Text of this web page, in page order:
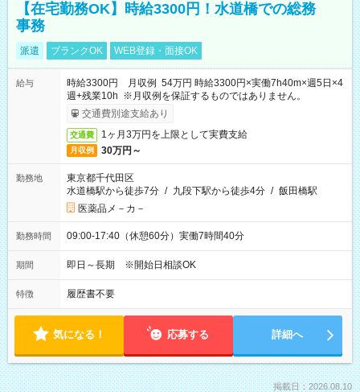
【在宅勤務OK】時給3300円！水道橋での総務
事務
派遣 ブランクOK WEB登録・面接OK
給与
時給3300円 月収例 54万円 時給3300円×実働7h40m×週5日×4
週+残業10h ※月収例を保証するものではありません。
交通費別途支給あり
交通費 1ヶ月3万円を上限として実費支給
月収例 30万円～
勤務地
東京都千代田区
水道橋駅から徒歩7分 / 九段下駅から徒歩4分 / 飯田橋駅
医薬品メ－カ－
勤務時間 09:00-17:40（休憩60分）実働7時間40分
期間 即日～長期 ※開始日相談OK
特徴 履歴書不要
気になる！ 応募する 詳細へ
掲載日：2026.08.10